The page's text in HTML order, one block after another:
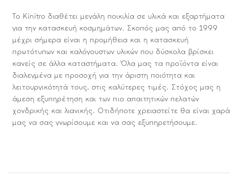
Το Kinitro διαθέτει μεγάλη ποικιλία σε υλικά και εξαρτήματα
για την κατασκευή κοσμημάτων. Σκοπός μας από το 1999
μέχρι σήμερα είναι η προμήθεια και η κατασκευή
πρωτότυπων και καλόγουστων υλικών που δύσκολα βρίσκει
κανείς σε άλλα καταστήματα. Όλα μας τα προϊόντα είναι
διαλεγμένα με προσοχή για την άριστη ποιότητα και
λειτουργικότητά τους, στις καλύτερες τιμές. Στόχος μας η
άμεση εξυπηρέτηση και των πιο απαιτητικών πελατών
χονδρικής και λιανικής. Οτιδήποτε χρειαστείτε θα είναι χαρά
μας να σας γνωρίσουμε και να σας εξυπηρετήσουμε.